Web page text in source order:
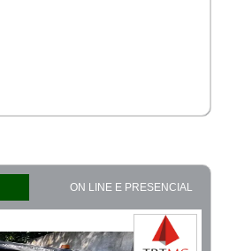
ON LINE E PRESENCIAL